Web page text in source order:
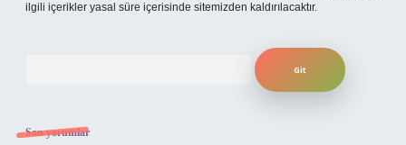
ilgili içerikler yasal süre içerisinde sitemizden kaldırılacaktır.
Son yorumlar